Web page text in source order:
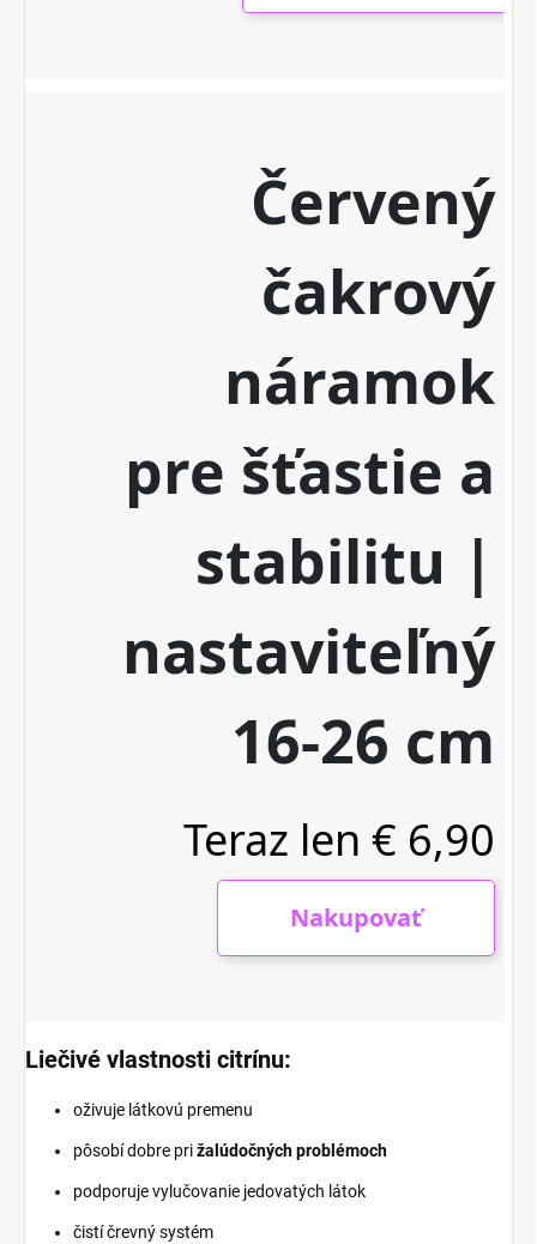
Liečivé vlastnosti citrínu:
oživuje látkovú premenu
pôsobí dobre prižalúdočných problémoch
podporuje vylučovanie jedovatých látok
čistí črevný systém